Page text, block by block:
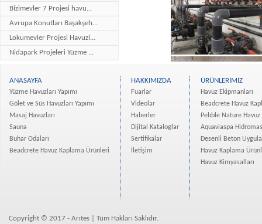
Bizimevler 7 Projesi havu...
Avrupa Konutları Başakşeh...
Lokumevler Projesi Havuzl...
Nidapark Projeleri Yüzme ...
Evim Yüksekdağ Projesi Ha...
Vadişehir Başakşehir Proj...
Rotana Hotel Projesi Tama...
Atanan-Deniz İnşaat Bodru...
İzmir Narlıdere bir villa...
Eroğlu Yapı Merter Platfo...
Bizimevler 3 Projesi Ispa...
ANASAYFA
Yüzme Havuzları Yapımı
Gölet ve Süs Havuzları Yapımı
Masaj Havuzları
Sauna
Buhar Odaları
Beadcrete Havuz Kaplama Ürünleri
HAKKIMIZDA
Fuarlar
Videolar
Haberler
Dijital Kataloglar
Sertifikalar
İletişim
ÜRÜNLERİMİZ
Havuz Ekipmanları
Beadcrete Havuz
Pebble Nature
Aquaviaspa
Desenli Beton
Havuz Kaplama
Havuz Kimyasalları
Copyright © 2017 - Arıtes | Tüm Hakları Saklıdır.